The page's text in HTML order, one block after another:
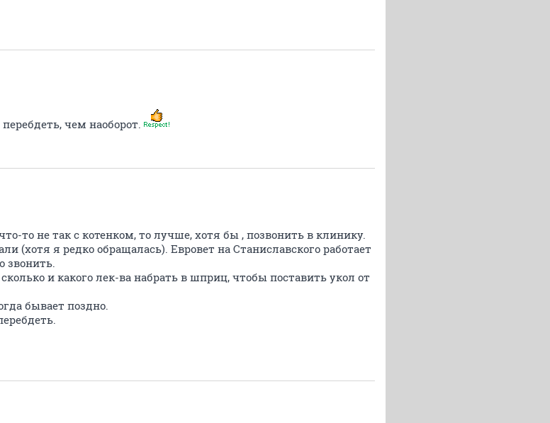
чем наоборот.
то не так с котенком, то лучше, хотя бы , позвонить в клинику.
(хотя я редко обращалась). Евровет на Станиславского работает
звонить.
и какого лек-ва набрать в шприц, чтобы поставить укол от
бывает поздно.